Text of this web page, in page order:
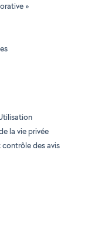
»
la vie privée
des avis